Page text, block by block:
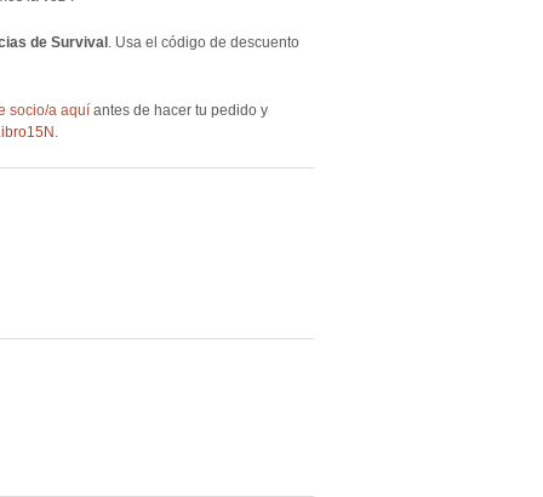
de Survival . Usa el código de descuento
socio/a aquí antes de hacer tu pedido y
.